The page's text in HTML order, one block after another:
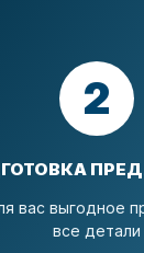
2
вас выгодное
все детали